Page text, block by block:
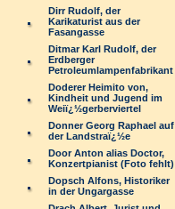
Dirr Rudolf, der
Karikaturist aus der
Fasangasse
Ditmar Karl Rudolf, der
Erdberger
Petroleumlampenfabrikant
Doderer Heimito von,
Kindheit und Jugend im
Weiï¿½gerberviertel
Donner Georg Raphael auf
der Landstraï¿½e
Door Anton alias Doctor,
Konzertpianist (Foto fehlt)
Dopsch Alfons, Historiker
in der Ungargasse